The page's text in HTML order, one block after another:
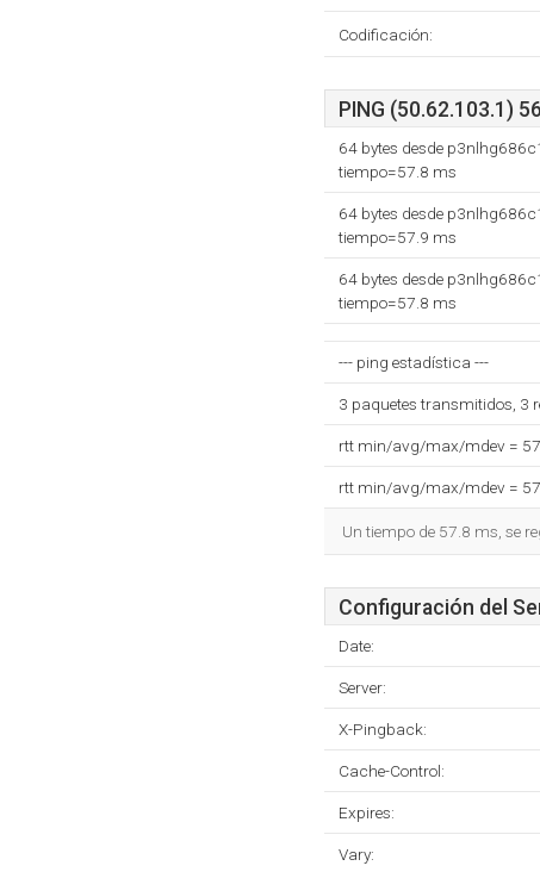
Codificación:
PING (50.62.103.1)
64 bytes desde
tiempo=57.8 ms
64 bytes desde
tiempo=57.9 ms
64 bytes desde
tiempo=57.8 ms
--- ping estadística ---
3 paquetes transmitidos, 3
rtt min/avg/max/mdev =
rtt min/avg/max/mdev =
Un tiempo de 57.8 ms, se
Configuración del
Date:
Server:
X-Pingback:
Cache-Control:
Expires:
Vary: